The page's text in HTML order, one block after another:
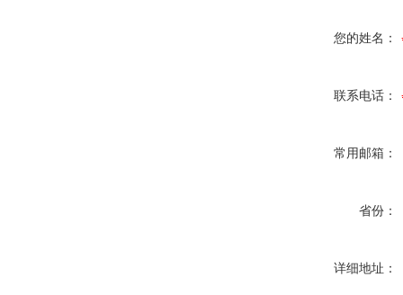
您的姓名：
联系电话：
常用邮箱：
省份：
详细地址：